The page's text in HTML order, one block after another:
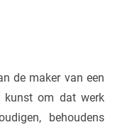
de maker van een
kunst om dat werk
behoudens